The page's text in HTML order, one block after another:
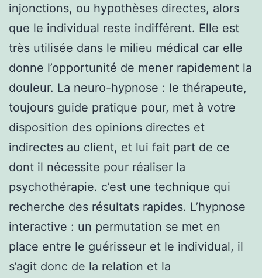
injonctions, ou hypothèses directes, alors
que le individual reste indifférent. Elle est
très utilisée dans le milieu médical car elle
donne l’opportunité de mener rapidement la
douleur. La neuro-hypnose : le thérapeute,
toujours guide pratique pour, met à votre
disposition des opinions directes et
indirectes au client, et lui fait part de ce
dont il nécessite pour réaliser la
psychothérapie. c’est une technique qui
recherche des résultats rapides. L’hypnose
interactive : un permutation se met en
place entre le guérisseur et le individual, il
s’agit donc de la relation et la